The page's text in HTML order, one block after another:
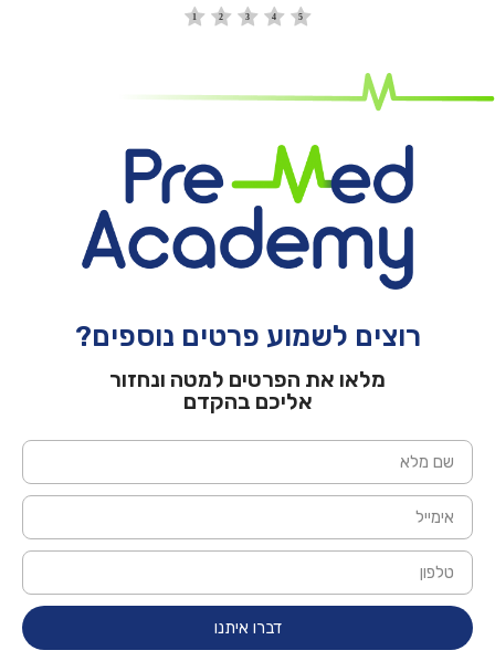
רוצים לשמוע פרטים נוספים?
מלאו את הפרטים למטה ונחזור
אליכם בהקדם
דברו איתנו